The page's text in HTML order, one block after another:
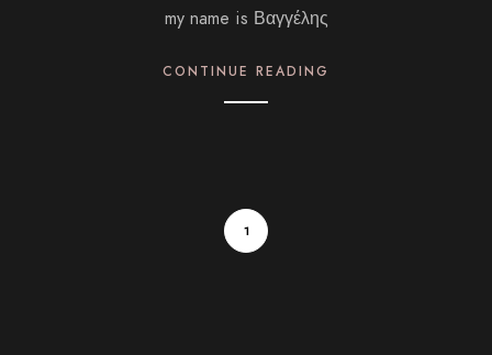
my name is Βαγγέλης
CONTINUE READING
1